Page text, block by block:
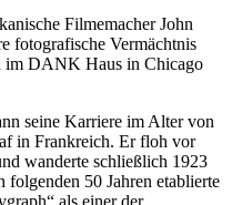
Filmemacher John
fotografische Vermächtnis
im DANK Haus in Chicago
seine Karriere im Alter von
in Frankreich. Er floh vor
wanderte schließlich 1923
50 Jahren etablierte
als einer der